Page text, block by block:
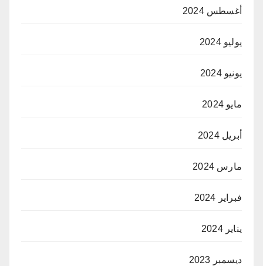
أغسطس 2024
يوليو 2024
يونيو 2024
مايو 2024
أبريل 2024
مارس 2024
فبراير 2024
يناير 2024
ديسمبر 2023